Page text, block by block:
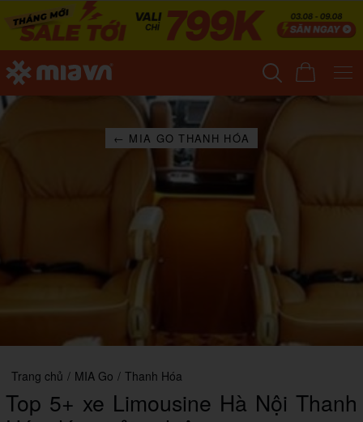
← MIA GO THANH HÓA
Trang chủ / MIA Go / Thanh Hóa
Top 5+ xe Limousine Hà Nội Thanh